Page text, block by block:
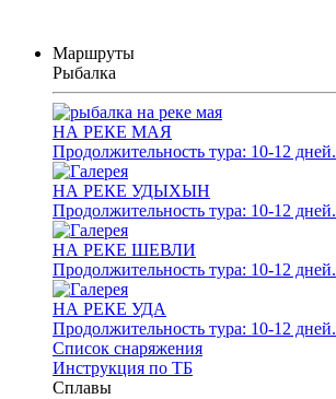
Маршруты
Рыбалка
НА РЕКЕ МАЯ
Продолжительность тура: 10-12 дней.
НА РЕКЕ УДЫХЫН
Продолжительность тура: 10-12 дней.
НА РЕКЕ ШЕВЛИ
Продолжительность тура: 10-12 дней.
НА РЕКЕ УДА
Продолжительность тура: 10-12 дней.
Список снаряжения
Инструкция по ТБ
Сплавы